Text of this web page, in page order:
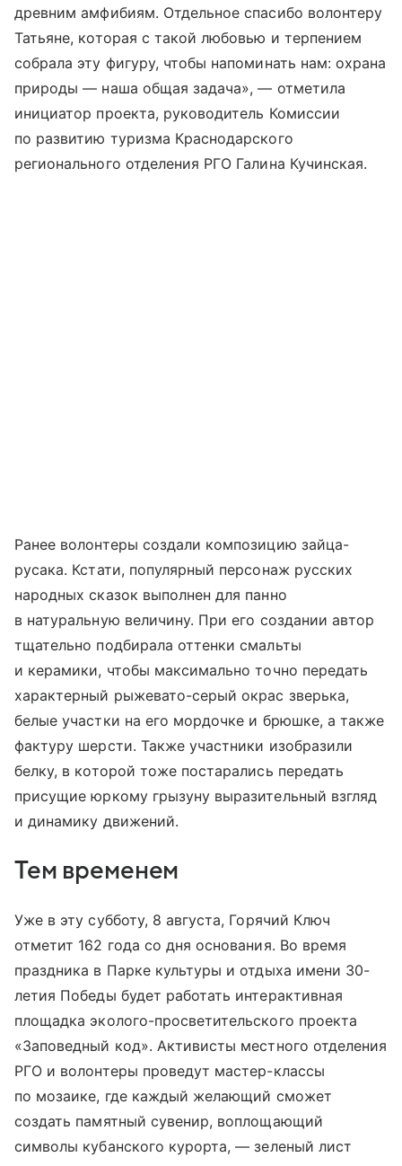
древним амфибиям. Отдельное спасибо волонтеру
Татьяне, которая с такой любовью и терпением
собрала эту фигуру, чтобы напоминать нам: охрана
природы — наша общая задача», — отметила
инициатор проекта, руководитель Комиссии
по развитию туризма Краснодарского
регионального отделения РГО Галина Кучинская.
Ранее волонтеры создали композицию зайца-
русака. Кстати, популярный персонаж русских
народных сказок выполнен для панно
в натуральную величину. При его создании автор
тщательно подбирала оттенки смальты
и керамики, чтобы максимально точно передать
характерный рыжевато-серый окрас зверька,
белые участки на его мордочке и брюшке, а также
фактуру шерсти. Также участники изобразили
белку, в которой тоже постарались передать
присущие юркому грызуну выразительный взгляд
и динамику движений.
Тем временем
Уже в эту субботу, 8 августа, Горячий Ключ
отметит 162 года со дня основания. Во время
праздника в Парке культуры и отдыха имени 30-
летия Победы будет работать интерактивная
площадка эколого-просветительского проекта
«Заповедный код». Активисты местного отделения
РГО и волонтеры проведут мастер-классы
по мозаике, где каждый желающий сможет
создать памятный сувенир, воплощающий
символы кубанского курорта, — зеленый лист